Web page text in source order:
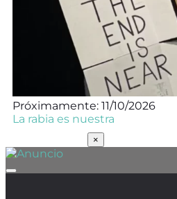
Próximamente: 11/10/2026
La rabia es nuestra
×